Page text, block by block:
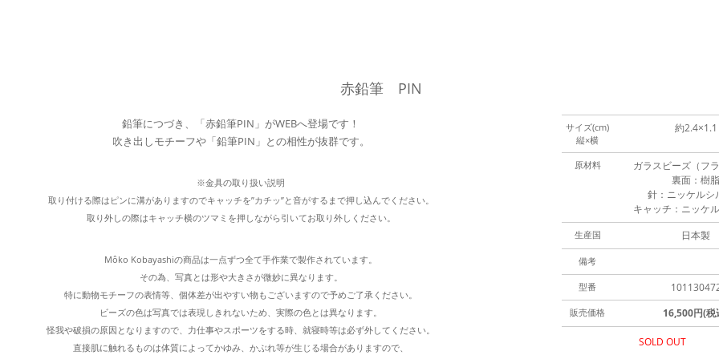
赤鉛筆 PIN
鉛筆につづき、「赤鉛筆PIN」がWEBへ登場です！
吹き出しモチーフや「鉛筆PIN」との相性が抜群です。
※金具の取り扱い説明
取り付ける際はピンに溝がありますのでキャッチを”カチッ”と音がするまで押し込んでください。
取り外しの際はキャッチ横のツマミを押しながら引いてお取り外しください。
Môko Kobayashiの商品は一点ずつ全て手作業で製作されています。
その為、写真とは形や大きさが微妙に異なります。
特に動物モチーフの表情等、個体差が出やすい物もございますので予めご了承ください。
ビーズの色は写真では表現しきれないため、実際の色とは異なります。
怪我や破損の原因となりますので、力仕事やスポーツをする時、就寝時等は必ず外してください。
直接肌に触れるものは体質によってかゆみ、かぶれ等が生じる場合がありますので、
サイズ(cm)
縦×横
約2.4×1.1
原材料
ガラスビーズ（フラ
裏面：樹脂
針：ニッケルシ
キャッチ：ニッケ
生産国 日本製
備考
型番
販売価格 16,500円(税
SOLD OUT